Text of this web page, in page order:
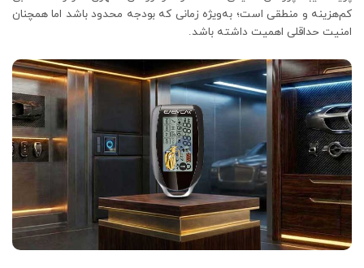
کم‌هزینه و منطقی است؛ به‌ویژه زمانی که بودجه محدود باشد اما همچنان
امنیت حداقلی اهمیت داشته باشد.